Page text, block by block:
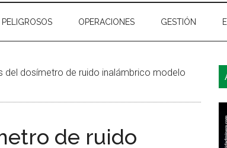
OPERACIONES GESTIÓN
del dosímetro de ruido inalámbrico modelo
de ruido